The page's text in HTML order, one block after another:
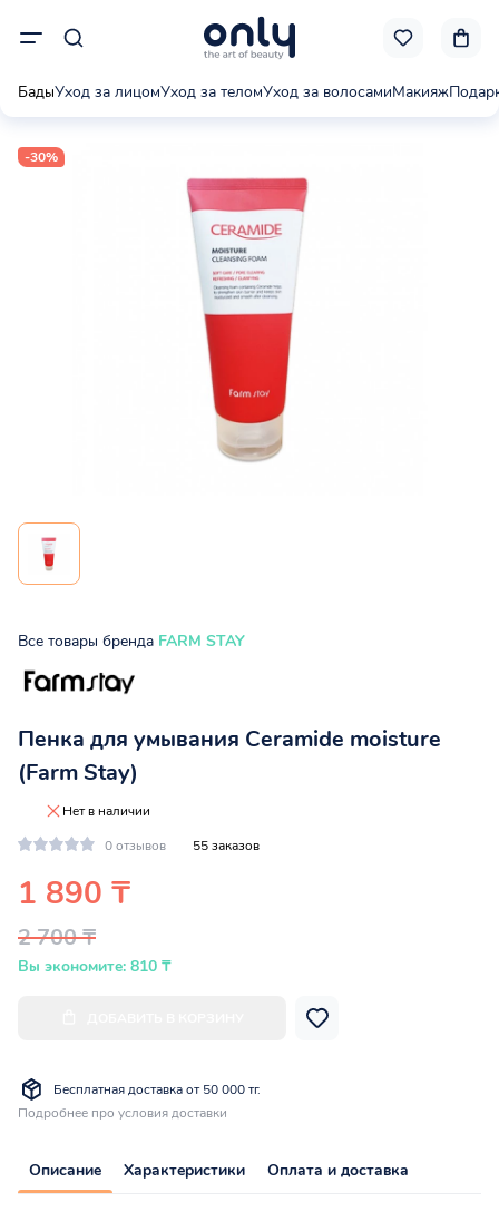
БадыУход за лицомУход за теломУход за волосамиМакияж
-30%
Все товары бренда FARM STAY
Пенка для умывания Ceramide moisture
(Farm Stay)
Нет в наличии
0 отзывов
55 заказов
1 890 ₸
2 700 ₸
Вы экономите: 810 ₸
Бесплатная доставка от 50 000 тг.
Подробнее про условия доставки
Описание Характеристики Оплата и доставка